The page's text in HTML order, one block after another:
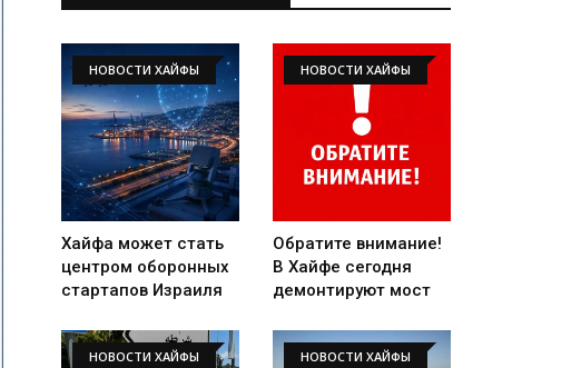
НОВОСТИ ХАЙФЫ
Хайфа может стать
центром оборонных
стартапов Израиля
НОВОСТИ ХАЙФЫ
Обратите внимание!
В Хайфе сегодня
демонтируют мост
НОВОСТИ ХАЙФЫ НОВОСТИ ХАЙФЫ